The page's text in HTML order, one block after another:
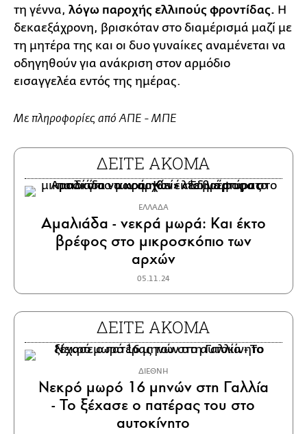
τη γέννα, λόγω παροχής ελλιπούς φροντίδας. H
δεκαεξάχρονη, βρισκόταν στο διαμέρισμά μαζί με
τη μητέρα της και οι δυο γυναίκες αναμένεται να
οδηγηθούν για ανάκριση στον αρμόδιο
εισαγγελέα εντός της ημέρας.
Με πληροφορίες από ΑΠΕ - ΜΠΕ
ΔΕΙΤΕ ΑΚΟΜΑ
ΕΛΛΑΔΑ
Αμαλιάδα - νεκρά μωρά: Και έκτο
βρέφος στο μικροσκόπιο των
αρχών
05.11.24
ΔΕΙΤΕ ΑΚΟΜΑ
ΔΙΕΘΝΗ
Νεκρό μωρό 16 μηνών στη Γαλλία
- Το ξέχασε ο πατέρας του στο
αυτοκίνητο